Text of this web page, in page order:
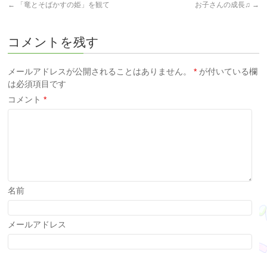
← 「竜とそばかすの姫」を観て お子さんの成長♫ →
コメントを残す
メールアドレスが公開されることはありません。 * が付いている欄
は必須項目です
コメント*
名前
メールアドレス